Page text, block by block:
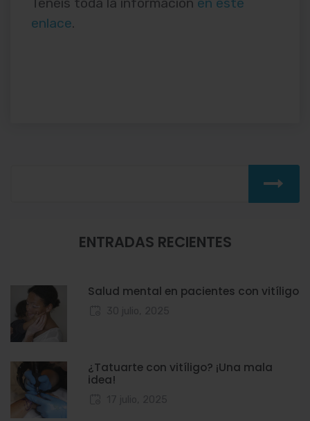
Tenéis toda la información en este
enlace.
ENTRADAS RECIENTES
Salud mental en pacientes con vitíligo
¿Tatuarte con vitíligo? ¡Una mala
idea!